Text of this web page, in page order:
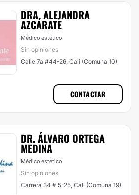
DRA. ALEJANDRA
AZCÁRATE
Médico estético
Sin opiniones
Calle 7a #44-26, Cali (Comuna 10)
CONTACTAR
DR. ÁLVARO ORTEGA
MEDINA
Médico estético
Sin opiniones
Carrera 34 # 5-25, Cali (Comuna 19)